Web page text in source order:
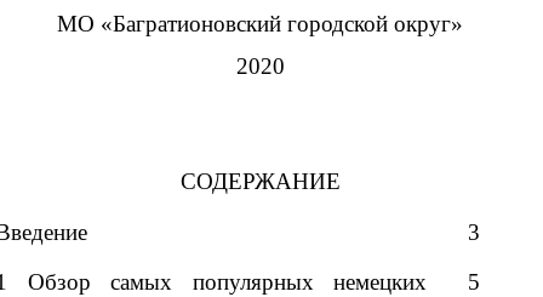
МО «Багратионовский городской округ»
2020
СОДЕРЖАНИЕ
3
Обзор самых популярных немецких
5